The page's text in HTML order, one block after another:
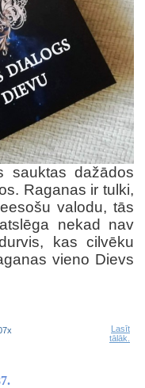
sauktas dažādos
Raganas ir tulki,
valodu, tās
nekad nav
kas cilvēku
vieno Dievs
Lasīt
tālāk.